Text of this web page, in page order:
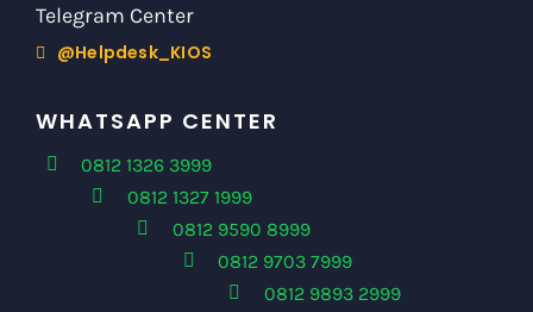
Telegram Center
@Helpdesk_KIOS
WHATSAPP CENTER
0812 1326 3999
0812 1327 1999
0812 9590 8999
0812 9703 7999
0812 9893 2999